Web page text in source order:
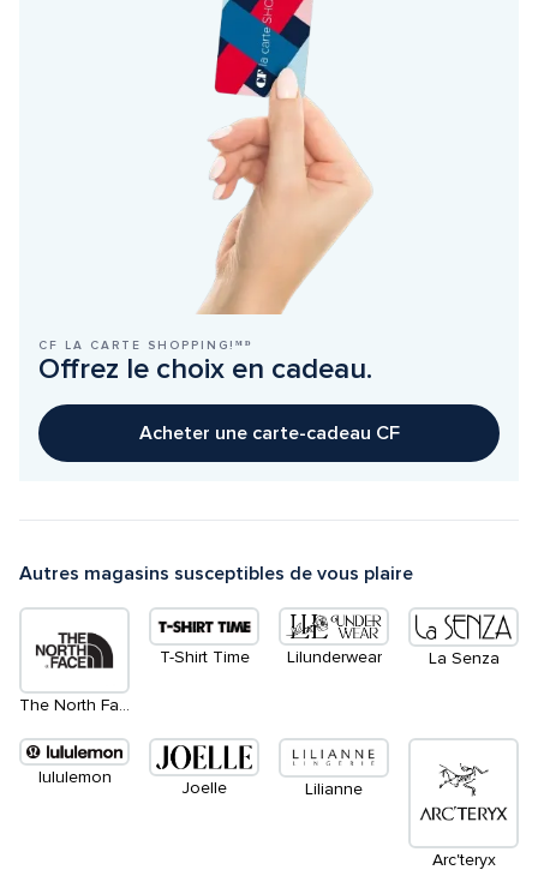
CF LA CARTE SHOPPING!ᴹᴰ
Offrez le choix en cadeau.
Acheter une carte-cadeau CF
Autres magasins susceptibles de vous plaire
T-Shirt Time Lilunderwear La Senza
lululemon
Joelle Lilianne
Arc'teryx